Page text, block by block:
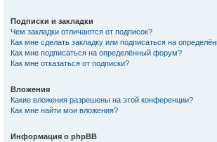
Подписки и закладки
Чем закладки отличаются от подписок?
Как мне сделать закладку или подписаться на
Как мне подписаться на определённый форум?
Как мне отказаться от подписки?
Вложения
Какие вложения разрешены на этой конференции?
Как мне найти мои вложения?
Информация о phpBB